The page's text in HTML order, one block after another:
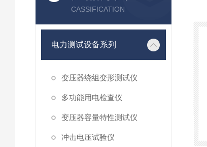
CASSIFICATION
电力测试设备系列
变压器绕组变形测试仪
多功能用电检查仪
变压器容量特性测试仪
冲击电压试验仪